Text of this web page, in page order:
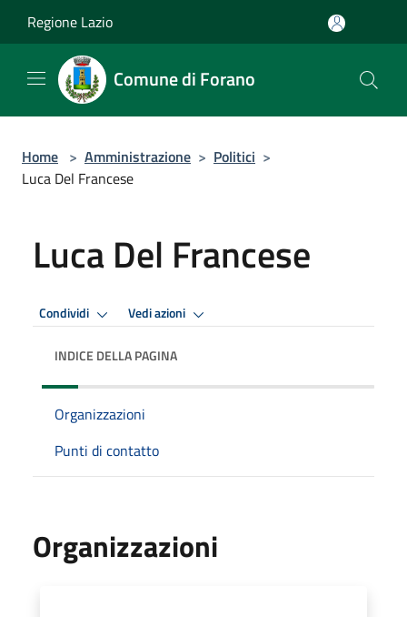
Regione Lazio
Comune di Forano
Home > Amministrazione > Politici >
Luca Del Francese
Luca Del Francese
Condividi Vedi azioni
INDICE DELLA PAGINA
Organizzazioni
Punti di contatto
Organizzazioni